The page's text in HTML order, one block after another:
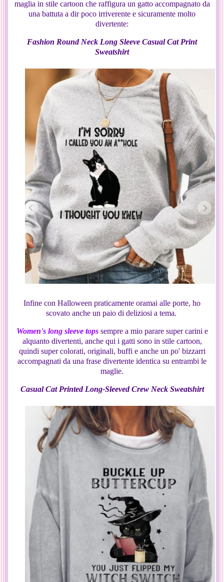
maglia in stile cartoon che raffigura un gatto accompagnato da
una battuta a dir poco irriverente e sicuramente molto
divertente:
Fashion Round Neck Long Sleeve Casual Cat Print
Sweatshirt
Infine con Halloween praticamente oramai alle porte, ho
scovato anche un paio di deliziosi a tema.
Women's long sleeve tops sempre a mio parare super carini e
alquanto divertenti, anche qui i gatti sono in stile cartoon,
quindi super colorati, originali, buffi e anche un po' bizzarri
accompagnati da una frase divertente identica su entrambi le
maglie.
Casual Cat Printed Long-Sleeved Crew Neck Sweatshirt